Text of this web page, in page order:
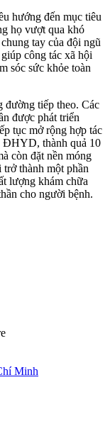
hướng đến mục tiêu
họ vượt qua khó
tay của đội ngũ
công tác xã hội
sóc sức khỏe toàn
đường tiếp theo. Các
được phát triển
tục mở rộng hợp tác
ĐHYD, thành quả 10
còn đặt nền móng
trở thành một phần
lượng khám chữa
cho người bệnh.
Minh